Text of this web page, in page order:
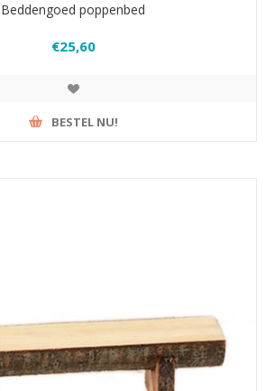
Beddengoed poppenbed
€25,60
BESTEL NU!